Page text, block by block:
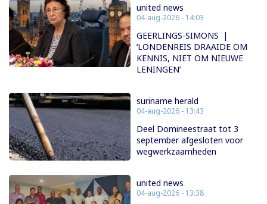
united news
04-aug-2026 - 14:03
GEERLINGS-SIMONS |
‘LONDENREIS DRAAIDE OM
KENNIS, NIET OM NIEUWE
LENINGEN’
suriname herald
04-aug-2026 - 13:43
Deel Domineestraat tot 3
september afgesloten voor
wegwerkzaamheden
united news
04-aug-2026 - 13:38